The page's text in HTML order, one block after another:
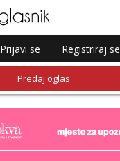
Prijavi se Registriraj se
Predaj oglas